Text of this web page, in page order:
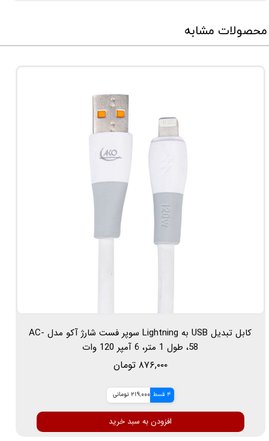
محصولات مشابه
کابل تبدیل USB به Lightning سوپر فست شارژ آکو مدل AC-
58، طول 1 متر، 6 آمپر 120 وات
۸۷۶,۰۰۰ تومان
4 قسط 219,000 تومانی
افزودن به سبد خرید